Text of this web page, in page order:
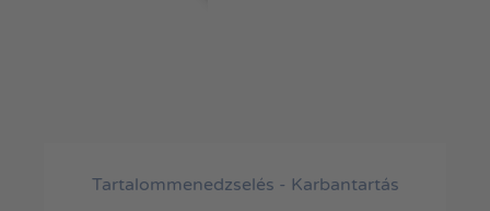
Tartalommenedzselés - Karbantartás